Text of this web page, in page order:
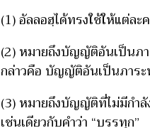
(1) อัลลอฮฺได้ทรงใช้ให้แต่ล
(2) หมายถึงบัญญัติอันเป็นภ
กล่าวคือ บัญญัติอันเป็นภาร
(3) หมายถึงบัญญัติที่ไม่มีกำลั
เช่นเดียวกับคำว่า “บรรทุก”